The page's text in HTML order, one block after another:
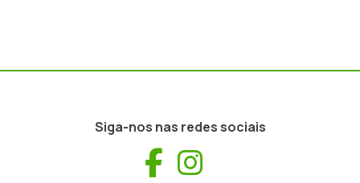
Siga-nos nas redes sociais
Facebook